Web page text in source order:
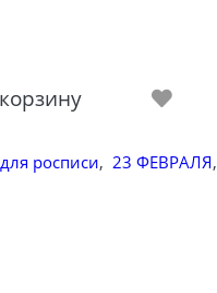
росписи, 23 ФЕВРАЛЯ,